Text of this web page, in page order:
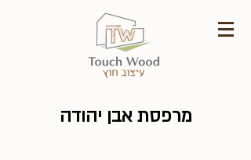
מרפסת אבן יהודה